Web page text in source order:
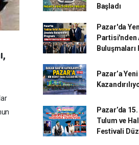
Başladı
Pazar'da
Partisi'nden
Buluşmaları
Pazar’a
Pazar’da
Tulum ve
Festivali